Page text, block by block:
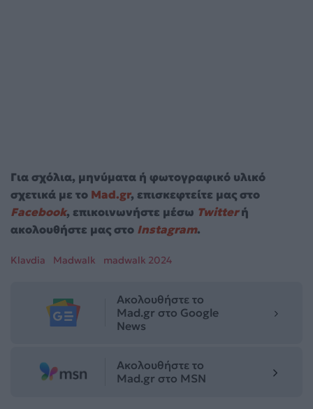
Για σχόλια, μηνύματα ή φωτογραφικό υλικό
σχετικά με το Mad.gr, επισκεφτείτε μας στο
Facebook, επικοινωνήστε μέσω Twitterή
ακολουθήστε μας στο Instagram.
Klavdia Madwalk madwalk 2024
Ακολουθήστε το
Mad.gr στο Google
News
Ακολουθήστε το
Mad.gr στο MSN